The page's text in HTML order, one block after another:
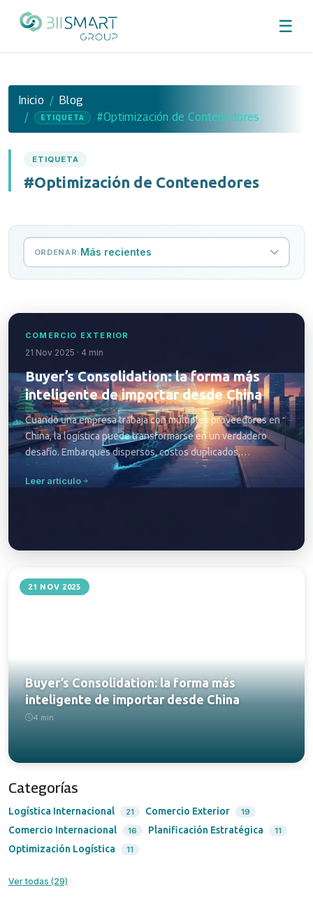
☰
Inicio Blog
ETIQUETA #Optimización de Contenedores
ETIQUETA
#Optimización de Contenedores
ORDENAR: Más recientes
COMERCIO EXTERIOR
21 Nov 2025 · 4 min
Buyer’s Consolidation: la forma más
inteligente de importar desde China
Cuando una empresa trabaja con múltiples proveedores en
China, la logística puede transformarse en un verdadero
desafío. Embarques dispersos, costos duplicados,
inspecciones repetidas, demoras...
Leer artículo
21 NOV 2025
Buyer’s Consolidation: la forma más
inteligente de importar desde China
4 min
Categorías
Logística Internacional 21 Comercio Exterior 19
Comercio Internacional 16 Planificación Estratégica 11
Optimización Logística 11
Ver todas (29)